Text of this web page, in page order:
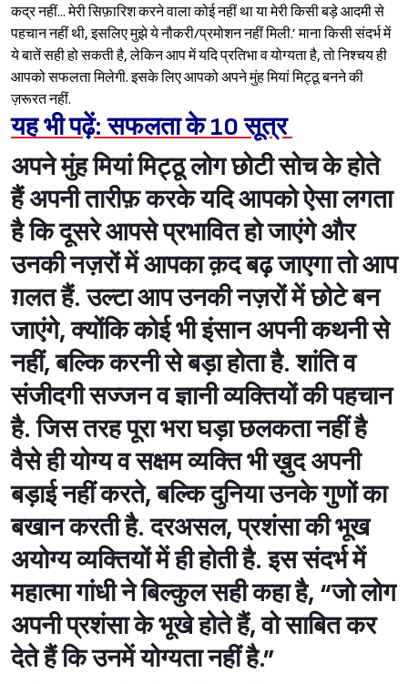
Sign in
कद्र नहीं... मेरी सिफ़ारिश करने वाला कोई नहीं था या मेरी किसी बड़े आदमी से
पहचान नहीं थी, इसलिए मुझे ये नौकरी/प्रमोशन नहीं मिली.’ माना किसी संदर्भ में
ये बातें सही हो सकती है, लेकिन आप में यदि प्रतिभा व योग्यता है, तो निश्‍चय ही
आपको सफलता मिलेगी. इसके लिए आपको अपने मुंह मियां मिट्ठू बनने की
ज़रूरत नहीं.
यह भी पढ़ें: सफलता के 10 सूत्र
अपने मुंह मियां मिट्ठू लोग छोटी सोच के होते
हैंअपनी तारीफ़ करके यदि आपको ऐसा लगता
है कि दूसरे आपसे प्रभावित हो जाएंगे और
उनकी नज़रों में आपका क़द बढ़ जाएगा तो आप
ग़लत हैं. उल्टा आप उनकी नज़रों में छोटे बन
जाएंगे, क्योंकि कोई भी इंसान अपनी कथनी से
नहीं, बल्कि करनी से बड़ा होता है. शांति व
संजीदगी सज्जन व ज्ञानी व्यक्तियों की पहचान
है. जिस तरह पूरा भरा घड़ा छलकता नहीं है
वैसे ही योग्य व सक्षम व्यक्ति भी ख़ुद अपनी
बड़ाई नहीं करते, बल्कि दुनिया उनके गुणों का
बखान करती है. दरअसल, प्रशंसा की भूख
अयोग्य व्यक्तियों में ही होती है. इस संदर्भ में
महात्मा गांधी ने बिल्कुल सही कहा है, “जो लोग
अपनी प्रशंसा के भूखे होते हैं, वो साबित कर
देते हैं कि उनमें योग्यता नहीं है.”